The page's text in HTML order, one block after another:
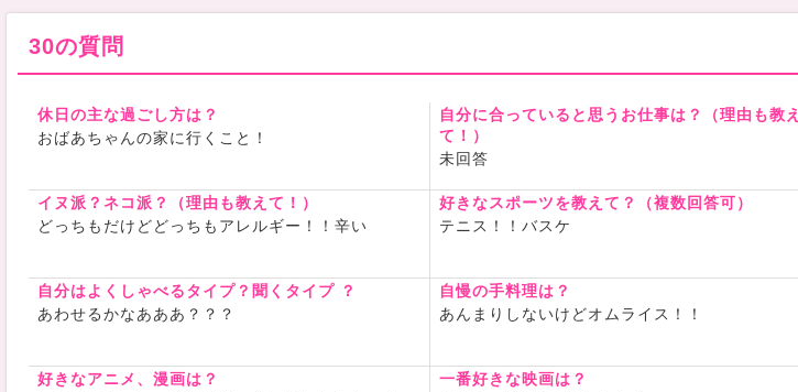
夏フェスは楽しいけど日焼けとの戦いで
休日はおばあちゃんの家でのんびりして
毎回癒されてます( ´꒳` )
気軽に仲良くしてくれたら嬉しいです！
30の質問
休日の主な過ごし方は？
おばあちゃんの家に行くこと！
自分に合っていると思うお仕事は？（理由も教え
て！）
未回答
イヌ派？ネコ派？（理由も教えて！）
どっちもだけどどっちもアレルギー！！辛い
好きなスポーツを教えて？（複数回答可）
テニス！！バスケ
自分はよくしゃべるタイプ？聞くタイプ ？
あわせるかなあああ？？？
自慢の手料理は？
あんまりしないけどオムライス！！
好きなアニメ、漫画は？
一番好きな映画は？